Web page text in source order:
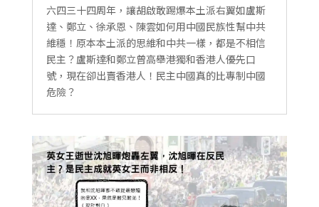
六四三十四周年，讓胡啟敢踢爆本土派右翼如盧斯
達、鄭立、徐承恩、陳雲如何用中國民族性幫中共
維穩！原本本土派的思維和中共一樣，都是不相信
民主？盧斯達和鄭立曾高舉港獨和香港人優先口
號，現在卻出賣香港人！民主中國真的比專制中國
危險？